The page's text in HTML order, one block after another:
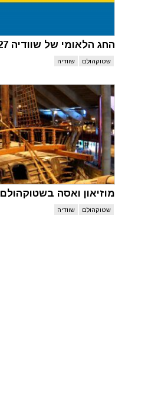
החג הלאומי של שוודיה 2027
שטוקהולם שוודיה
מוזיאון ואסה בשטוקהולם
שטוקהולם שוודיה